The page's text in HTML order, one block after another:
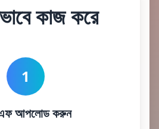
কাজ করে
1
আপলোড করুন